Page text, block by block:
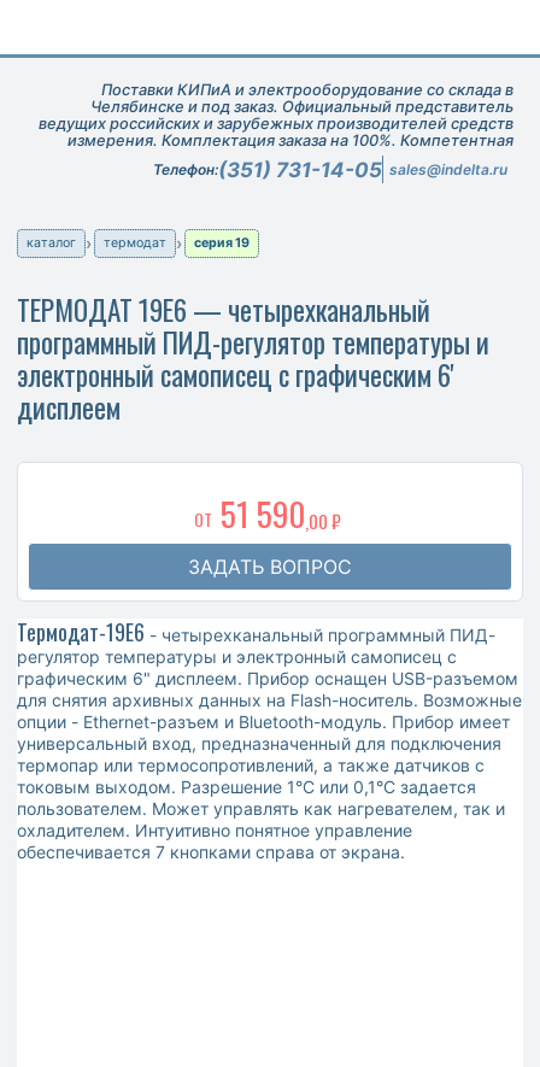
Поставки КИПиА и электрооборудование со склада в
Челябинске и под заказ. Официальный представитель
ведущих российских и зарубежных производителей средств
измерения. Комплектация заказа на 100%. Компетентная
техническая поддержка при подборе оборудования.
Телефон:(351) 731-14-05 sales@indelta.ru
каталог термодат серия 19
ТЕРМОДАТ 19Е6 — четырехканальный
программный ПИД-регулятор температуры и
электронный самописец с графическим 6'
дисплеем
ОТ 51 590,00 ₽
ЗАДАТЬ ВОПРОС
Термодат-19Е6 - четырехканальный программный ПИД-
регулятор температуры и электронный самописец с
графическим 6" дисплеем. Прибор оснащен USB-разъемом
для снятия архивных данных на Flash-носитель. Возможные
опции - Ethernet-разъем и Bluetooth-модуль. Прибор имеет
универсальный вход, предназначенный для подключения
термопар или термосопротивлений, а также датчиков с
токовым выходом. Разрешение 1°С или 0,1°С задается
пользователем. Может управлять как нагревателем, так и
охладителем. Интуитивно понятное управление
обеспечивается 7 кнопками справа от экрана.